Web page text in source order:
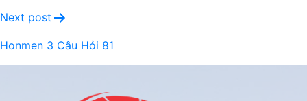
Next post
Honmen 3 Câu Hỏi 81